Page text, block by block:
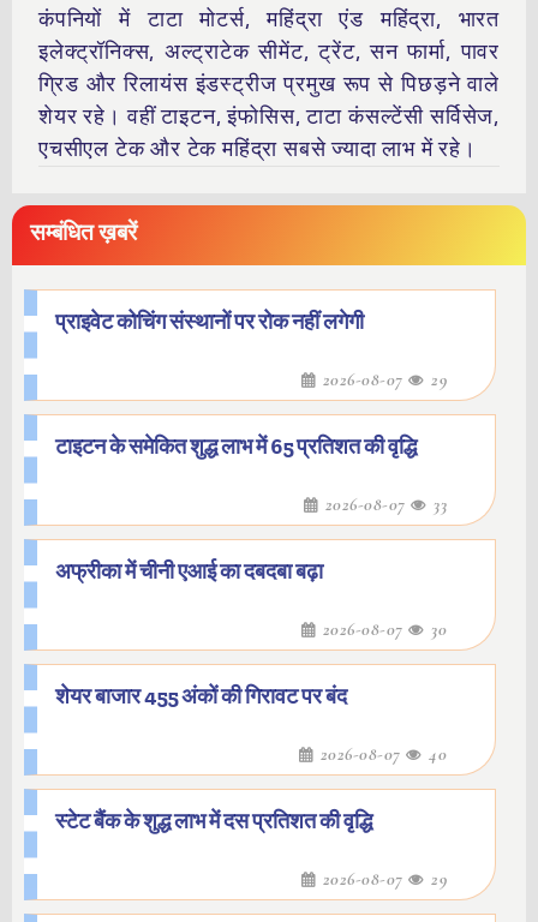
कंपनियों में टाटा मोटर्स, महिंद्रा एंड महिंद्रा, भारत
इलेक्ट्रॉनिक्स, अल्ट्राटेक सीमेंट, ट्रेंट, सन फार्मा, पावर
ग्रिड और रिलायंस इंडस्ट्रीज प्रमुख रूप से पिछड़ने वाले
शेयर रहे। वहीं टाइटन, इंफोसिस, टाटा कंसल्टेंसी सर्विसेज,
एचसीएल टेक और टेक महिंद्रा सबसे ज्यादा लाभ में रहे।
सम्बंधित ख़बरें
प्राइवेट कोचिंग संस्थानों पर रोक नहीं लगेगी
2026-08-07 29
टाइटन के समेकित शुद्ध लाभ में 65 प्रतिशत की वृद्धि
2026-08-07 33
अफ्रीका में चीनी एआई का दबदबा बढ़ा
2026-08-07 30
शेयर बाजार 455 अंकों की गिरावट पर बंद
2026-08-07 40
स्टेट बैंक के शुद्ध लाभ में दस प्रतिशत की वृद्धि
2026-08-07 29